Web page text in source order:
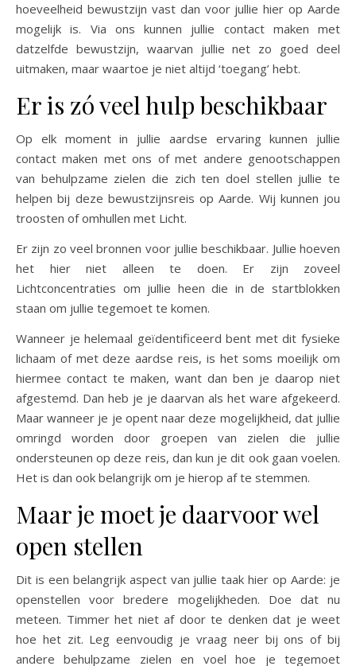
hoeveelheid bewustzijn vast dan voor jullie hier op Aarde
mogelijk is. Via ons kunnen jullie contact maken met
datzelfde bewustzijn, waarvan jullie net zo goed deel
uitmaken, maar waartoe je niet altijd ‘toegang’ hebt.
Er is zó veel hulp beschikbaar
Op elk moment in jullie aardse ervaring kunnen jullie
contact maken met ons of met andere genootschappen
van behulpzame zielen die zich ten doel stellen jullie te
helpen bij deze bewustzijnsreis op Aarde. Wij kunnen jou
troosten of omhullen met Licht.
Er zijn zo veel bronnen voor jullie beschikbaar. Jullie hoeven
het hier niet alleen te doen. Er zijn zoveel
Lichtconcentraties om jullie heen die in de startblokken
staan om jullie tegemoet te komen.
Wanneer je helemaal geïdentificeerd bent met dit fysieke
lichaam of met deze aardse reis, is het soms moeilijk om
hiermee contact te maken, want dan ben je daarop niet
afgestemd. Dan heb je je daarvan als het ware afgekeerd.
Maar wanneer je je opent naar deze mogelijkheid, dat jullie
omringd worden door groepen van zielen die jullie
ondersteunen op deze reis, dan kun je dit ook gaan voelen.
Het is dan ook belangrijk om je hierop af te stemmen.
Maar je moet je daarvoor wel
open stellen
Dit is een belangrijk aspect van jullie taak hier op Aarde: je
openstellen voor bredere mogelijkheden. Doe dat nu
meteen. Timmer het niet af door te denken dat je weet
hoe het zit. Leg eenvoudig je vraag neer bij ons of bij
andere behulpzame zielen en voel hoe je tegemoet